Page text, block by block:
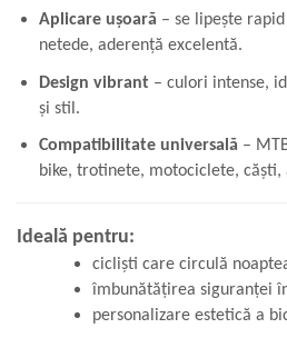
Aplicare ușoară – se lipește
netede, aderență excelentă.
Design vibrant – culori intense,
și stil.
Compatibilitate universală –
bike, trotinete, motociclete, căști,
Ideală pentru:
cicliști care circulă
îmbunătățirea siguranței
personalizare estetică a